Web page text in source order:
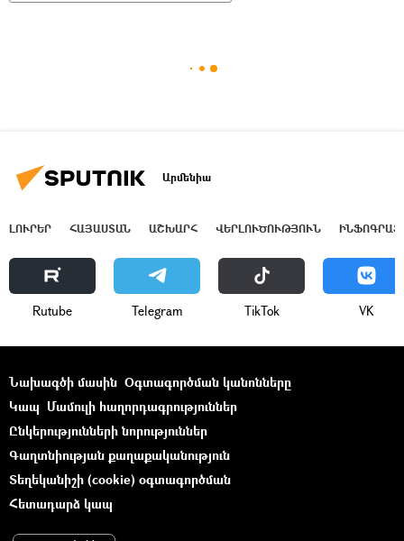
Արմենիա
ԼՈՒՐԵՐ ՀԱՅԱՍՏԱՆ ԱՇԽԱՐՀ ՎԵՐԼՈՒԾՈՒԹՅՈՒՆ
Rutube Telegram ТikТоk VK
Նախագծի մասին Օգտագործման կանոնները
Կապ Մամուլի հաղորդագրություններ
Ընկերությունների նորություններ
Գաղտնիության քաղաքականություն
Տեղեկանիշի (cookie) օգտագործման
Հետադարձ կապ